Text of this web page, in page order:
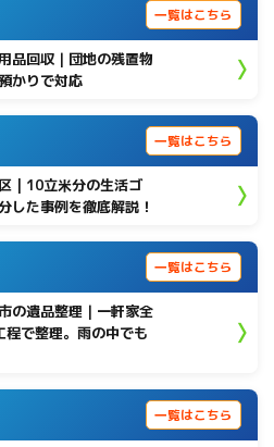
一覧はこちら
品回収｜団地の残置物
かりで対応
一覧はこちら
| 10立米分の生活ゴ
した事例を徹底解説！
一覧はこちら
の遺品整理｜一軒家全
程で整理。雨の中でも
一覧はこちら